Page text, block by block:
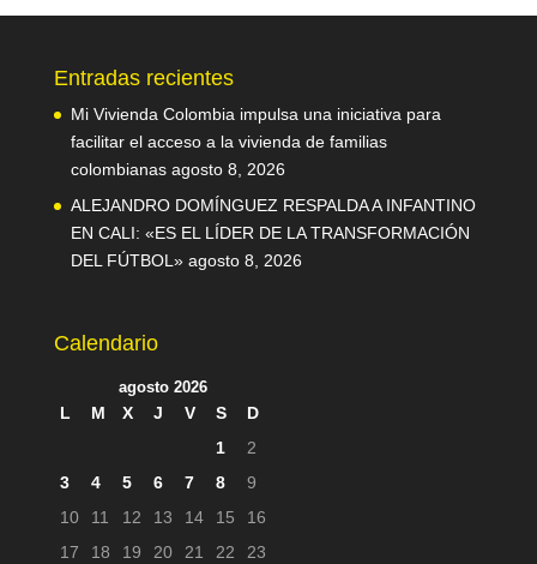
Entradas recientes
Mi Vivienda Colombia impulsa una iniciativa para
facilitar el acceso a la vivienda de familias
colombianas agosto 8, 2026
ALEJANDRO DOMÍNGUEZ RESPALDA A INFANTINO
EN CALI: «ES EL LÍDER DE LA TRANSFORMACIÓN
DEL FÚTBOL» agosto 8, 2026
Calendario
agosto 2026
L M X J V S
D
1
2
3
4 5 6 7 8
9
10
11 12 13 14 15
16
17
18 19 20 21 22
23